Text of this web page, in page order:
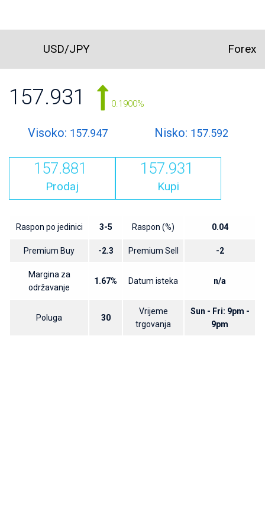
USD/JPY Forex
157.931 0.1900%
Visoko: 157.947 Nisko: 157.592
157.881
Prodaj
157.931
Kupi
Raspon po jedinici 3-5 Raspon (%) 0.04
Premium Buy -2.3 Premium Sell -2
Margina za
održavanje
1.67% Datum isteka n/a
Poluga 30
Vrijeme
trgovanja
Sun - Fri: 9pm -
9pm